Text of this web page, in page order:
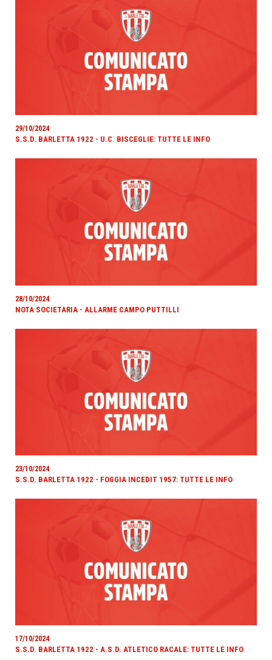
29/10/2024
S.S.D. BARLETTA 1922 - U.C. BISCEGLIE: TUTTE LE INFO
28/10/2024
NOTA SOCIETARIA - ALLARME CAMPO PUTTILLI
23/10/2024
S.S.D. BARLETTA 1922 - FOGGIA INCEDIT 1957: TUTTE LE INFO
17/10/2024
S.S.D. BARLETTA 1922 - A.S.D. ATLETICO RACALE: TUTTE LE INFO